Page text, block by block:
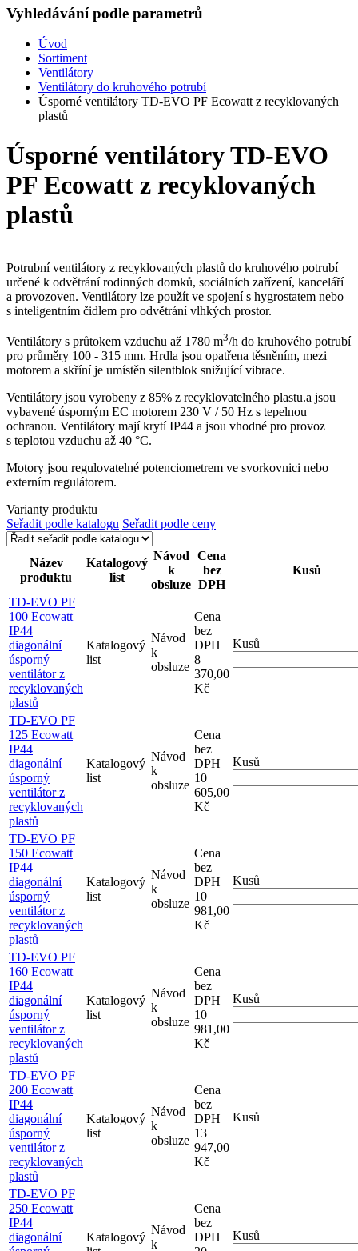
Vyhledávání podle parametrů
Úvod
Sortiment
Ventilátory
Ventilátory do kruhového potrubí
Úsporné ventilátory TD-EVO PF Ecowatt z recyklovaných
plastů
Úsporné ventilátory TD-EVO
PF Ecowatt z recyklovaných
plastů
Potrubní ventilátory z recyklovaných plastů do kruhového potrubí
určené k odvětrání rodinných domků, sociálních zařízení, kanceláří
a provozoven. Ventilátory lze použít ve spojení s hygrostatem nebo
s inteligentním čidlem pro odvětrání vlhkých prostor.
Ventilátory s průtokem vzduchu až 1780 m3/h do kruhového potrubí
pro průměry 100 - 315 mm. Hrdla jsou opatřena těsněním, mezi
motorem a skříní je umístěn silentblok snižující vibrace.
Ventilátory jsou vyrobeny z 85% z recyklovatelného plastu.a jsou
vybavené úsporným EC motorem 230 V / 50 Hz s tepelnou
ochranou. Ventilátory mají krytí IP44 a jsou vhodné pro provoz
s teplotou vzduchu až 40 °C.
Motory jsou regulovatelné potenciometrem ve svorkovnici nebo
externím regulátorem.
Varianty produktu
Seřadit podle katalogu Seřadit podle ceny
Název
produktu
Katalogový
list
Návod
k
obsluze
Cena
bez
DPH
Kusů
TD-EVO PF
100 Ecowatt
IP44
diagonální
úsporný
ventilátor z
recyklovaných
plastů
Katalogový
list
Návod
k
obsluze
Cena
bez
DPH
8
370,00
Kč
Kusů
TD-EVO PF
125 Ecowatt
IP44
diagonální
úsporný
ventilátor z
recyklovaných
plastů
Katalogový
list
Návod
k
obsluze
Cena
bez
DPH
10
605,00
Kč
Kusů
TD-EVO PF
150 Ecowatt
IP44
diagonální
úsporný
ventilátor z
recyklovaných
plastů
Katalogový
list
Návod
k
obsluze
Cena
bez
DPH
10
981,00
Kč
Kusů
TD-EVO PF
160 Ecowatt
IP44
diagonální
úsporný
ventilátor z
recyklovaných
plastů
Katalogový
list
Návod
k
obsluze
Cena
bez
DPH
10
981,00
Kč
Kusů
TD-EVO PF
200 Ecowatt
IP44
diagonální
úsporný
ventilátor z
recyklovaných
plastů
Katalogový
list
Návod
k
obsluze
Cena
bez
DPH
13
947,00
Kč
Kusů
TD-EVO PF
250 Ecowatt
IP44
diagonální
Katalogový
Návod
k
Cena
bez
DPH
Kusů